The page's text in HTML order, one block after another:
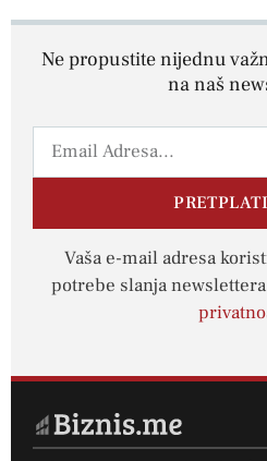
Ne propustite nijednu
na naš
Vaša e-mail adresa
potrebe slanja